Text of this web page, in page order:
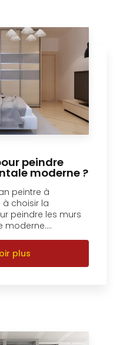
peindre
moderne ?
peintre à
à choisir la
peindre les murs
moderne....
plus